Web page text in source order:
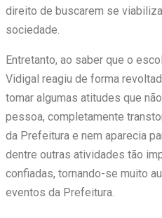
direito de buscarem se
sociedade.
Entretanto, ao saber que o
Vidigal reagiu de forma
tomar algumas atitudes que
pessoa, completamente
da Prefeitura e nem aparecia
dentre outras atividades tão
confiadas, tornando-se muito
eventos da Prefeitura.